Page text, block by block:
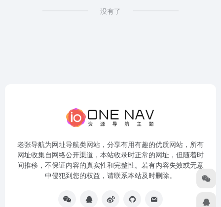
没有了
老张导航为网址导航类网站，分享有用有趣的优质网站，所有
网址收集自网络公开渠道，本站收录时正常的网址，但随着时
间推移，不保证内容的真实性和完整性。若有内容失效或无意
中侵犯到您的权益，请联系本站及时删除。